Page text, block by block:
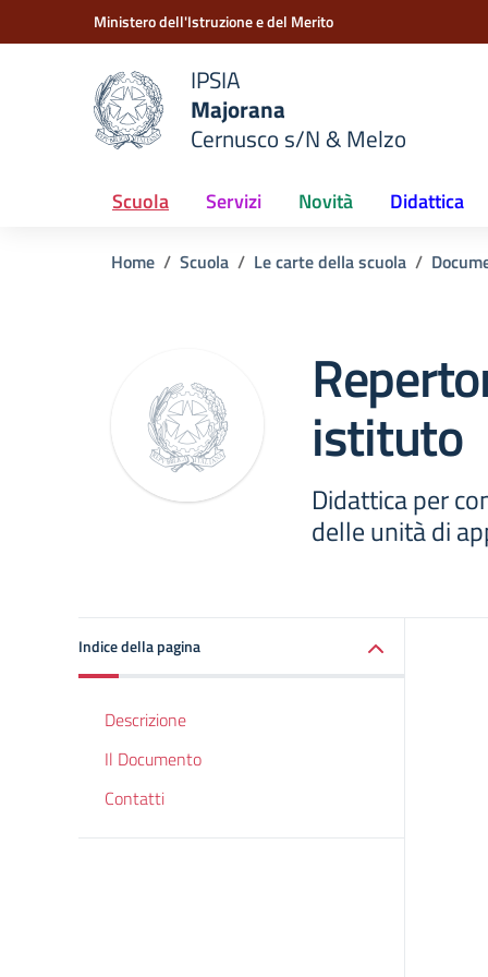
Vai ai contenuti
Vai al menu di navigazioneMinistero dell'Istruzione e del Merito
scuola
IPSIA
Majorana
Cernusco s/N & Melzo
Scuola Servizi Novità Didattica
Home Scuola Le carte della scuola
istituto
Didattica per
delle unità di
Indice della pagina
Descrizione
Il Documento
Contatti